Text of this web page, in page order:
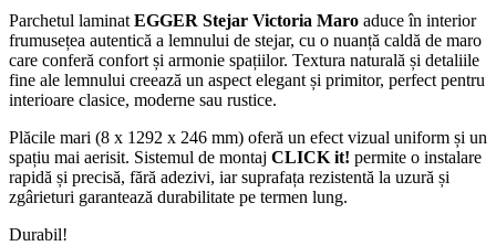
Parchetul laminat EGGER Stejar Victoria Maro aduce în interior
frumusețea autentică a lemnului de stejar, cu o nuanță caldă de maro
care conferă confort și armonie spațiilor. Textura naturală și detaliile
fine ale lemnului creează un aspect elegant și primitor, perfect pentru
interioare clasice, moderne sau rustice.
Plăcile mari (8 x 1292 x 246 mm) oferă un efect vizual uniform și un
spațiu mai aerisit. Sistemul de montaj CLICK it! permite o instalare
rapidă și precisă, fără adezivi, iar suprafața rezistentă la uzură și
zgârieturi garantează durabilitate pe termen lung.
Durabil!